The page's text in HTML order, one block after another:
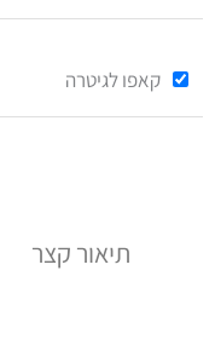
קאפו לגיטרה
תיאור קצר